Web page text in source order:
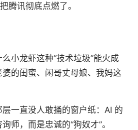
腾讯彻底点燃了。
小龙虾这种“技术垃圾”能火成
的闺蜜、闲哥丈母娘、我妈这
一直没人敢捅的窗户纸：AI 的
师，而是忠诚的“狗奴才”。